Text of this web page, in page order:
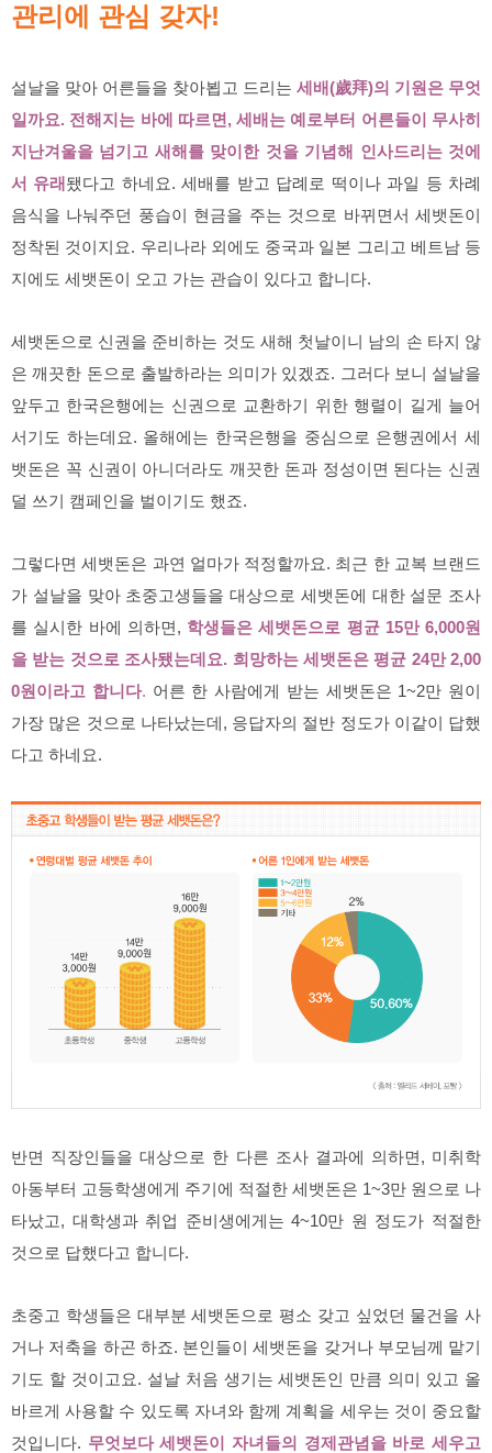
관리에 관심 갖자!
설날을 맞아 어른들을 찾아뵙고 드리는 세배(歲拜)의 기원은 무엇
일까요. 전해지는 바에 따르면, 세배는 예로부터 어른들이 무사히
지난겨울을 넘기고 새해를 맞이한 것을 기념해 인사드리는 것에
서 유래 됐다고 하네요. 세배를 받고 답례로 떡이나 과일 등 차례
음식을 나눠주던 풍습이 현금을 주는 것으로 바뀌면서 세뱃돈이
정착된 것이지요. 우리나라 외에도 중국과 일본 그리고 베트남 등
지에도 세뱃돈이 오고 가는 관습이 있다고 합니다.
세뱃돈으로 신권을 준비하는 것도 새해 첫날이니 남의 손 타지 않
은 깨끗한 돈으로 출발하라는 의미가 있겠죠. 그러다 보니 설날을
앞두고 한국은행에는 신권으로 교환하기 위한 행렬이 길게 늘어
서기도 하는데요. 올해에는 한국은행을 중심으로 은행권에서 세
뱃돈은 꼭 신권이 아니더라도 깨끗한 돈과 정성이면 된다는 신권
덜 쓰기 캠페인을 벌이기도 했죠.
그렇다면 세뱃돈은 과연 얼마가 적정할까요. 최근 한 교복 브랜드
가 설날을 맞아 초중고생들을 대상으로 세뱃돈에 대한 설문 조사
를 실시한 바에 의하면, 학생들은 세뱃돈으로 평균 15만 6,000원
을 받는 것으로 조사됐는데요. 희망하는 세뱃돈은 평균 24만 2,00
0원이라고 합니다. 어른 한 사람에게 받는 세뱃돈은 1~2만 원이
가장 많은 것으로 나타났는데, 응답자의 절반 정도가 이같이 답했
다고 하네요.
반면 직장인들을 대상으로 한 다른 조사 결과에 의하면, 미취학
아동부터 고등학생에게 주기에 적절한 세뱃돈은 1~3만 원으로 나
타났고, 대학생과 취업 준비생에게는 4~10만 원 정도가 적절한
것으로 답했다고 합니다.
초중고 학생들은 대부분 세뱃돈으로 평소 갖고 싶었던 물건을 사
거나 저축을 하곤 하죠. 본인들이 세뱃돈을 갖거나 부모님께 맡기
기도 할 것이고요. 설날 처음 생기는 세뱃돈인 만큼 의미 있고 올
바르게 사용할 수 있도록 자녀와 함께 계획을 세우는 것이 중요할
것입니다. 무엇보다 세뱃돈이 자녀들의 경제관념을 바로 세우고